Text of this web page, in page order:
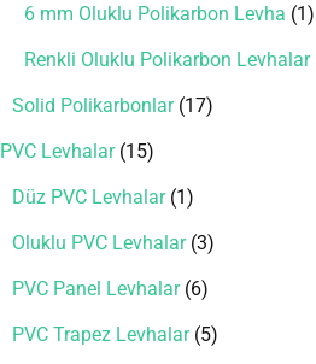
6 mm Oluklu Polikarbon Levha 1
Renkli Oluklu Polikarbon Levhalar
Solid Polikarbonlar 17
PVC Levhalar 15
Düz PVC Levhalar 1
Oluklu PVC Levhalar 3
PVC Panel Levhalar 6
PVC Trapez Levhalar 5